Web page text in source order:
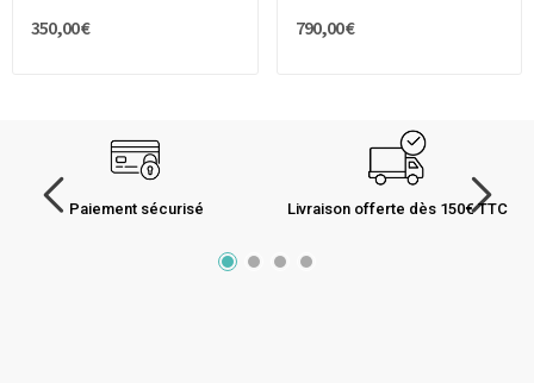
350,00 € 790,00 €
Paiement sécurisé Livraison offerte dès 150€ TTC